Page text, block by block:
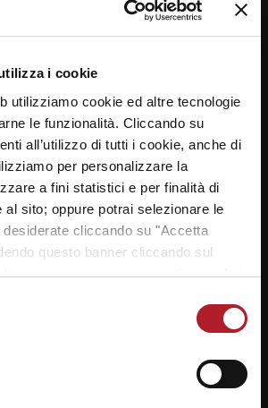
i cookie
utilizziamo cookie ed altre tecnologie
le funzionalità. Cliccando su
all’utilizzo di tutti i cookie, anche di
per personalizzare la
a fini statistici e per finalità di
al sito; oppure potrai selezionare le
cliccando su "Accetta
questo banner cliccando sul
la navigazione e saranno attivati solo i
in ogni momento mediante il
dei cookie” a fine pagina. Per ulteriori
Cookie
SPORT
VINCE IL MARKETING
LA REYER SCHOOL
L’Umana Reyer si è
aggiudicata la prima edizione
del premio Marketing Award,
marketing realizzato dai Club
ticketing, sponsorship, CSR,